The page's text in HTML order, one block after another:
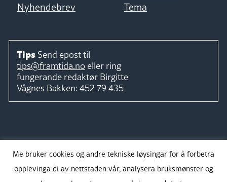
Nyhendebrev
Tema
Tips Send epost til
tips@framtida.no eller ring
fungerande redaktør Birgitte
Vågnes Bakken: 452 79 435
Me bruker cookies og andre tekniske løysingar for å forbetra
opplevinga di av nettstaden vår, analysera bruksmønster og